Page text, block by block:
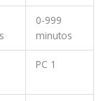
0-999
minutos
PC 1